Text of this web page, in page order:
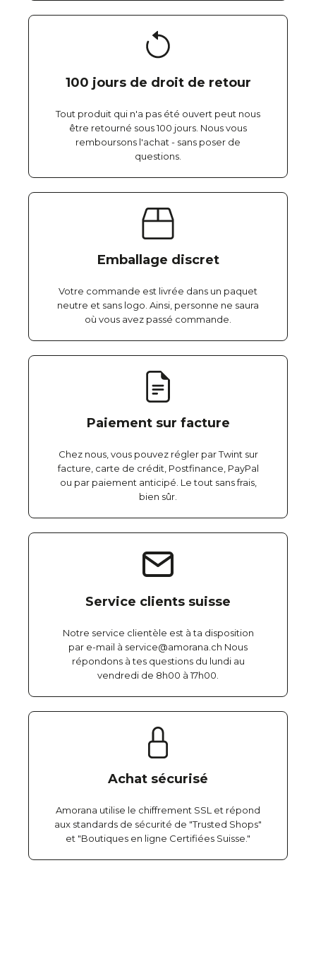
100 jours de droit de retour
Tout produit qui n'a pas été ouvert peut nous
être retourné sous 100 jours. Nous vous
remboursons l'achat - sans poser de
questions.
Emballage discret
Votre commande est livrée dans un paquet
neutre et sans logo. Ainsi, personne ne saura
où vous avez passé commande.
Paiement sur facture
Chez nous, vous pouvez régler par Twint sur
facture, carte de crédit, Postfinance, PayPal
ou par paiement anticipé. Le tout sans frais,
bien sûr.
Service clients suisse
Notre service clientèle est à ta disposition
par e-mail à service@amorana.ch Nous
répondons à tes questions du lundi au
vendredi de 8h00 à 17h00.
Achat sécurisé
Amorana utilise le chiffrement SSL et répond
aux standards de sécurité de "Trusted Shops"
et "Boutiques en ligne Certifiées Suisse."